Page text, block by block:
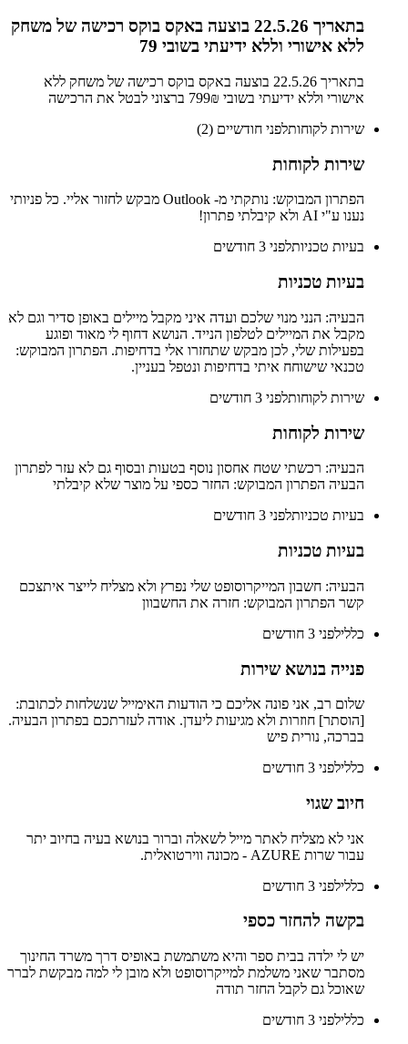
בתאריך 22.5.26 בוצעה באקס בוקס רכישה של משחק
ללא אישורי וללא ידיעתי בשובי 79
בתאריך 22.5.26 בוצעה באקס בוקס רכישה של משחק ללא
אישורי וללא ידיעתי בשובי 799₪ ברצוני לבטל את הרכישה
שירות לקוחותלפני חודשיים (2)
שירות לקוחות
הפתרון המבוקש: נותקתי מ- Outlook מבקש לחזור אליי. כל פניותי
נענו ע"י AI ולא קיבלתי פתרון!
בעיות טכניותלפני 3 חודשים
בעיות טכניות
הבעיה: הנני מנוי שלכם ועדה איני מקבל מיילים באופן סדיר וגם לא
מקבל את המיילים לטלפון הנייד. הנושא דחוף לי מאוד ופוגע
בפעילות שלי, לכן מבקש שתחזרו אלי בדחיפות. הפתרון המבוקש:
טכנאי שישוחח איתי בדחיפות ונטפל בעניין.
שירות לקוחותלפני 3 חודשים
שירות לקוחות
הבעיה: רכשתי שטח אחסון נוסף בטעות ובסוף גם לא עזר לפתרון
הבעיה הפתרון המבוקש: החזר כספי על מוצר שלא קיבלתי
בעיות טכניותלפני 3 חודשים
בעיות טכניות
הבעיה: חשבון המייקרוסופט שלי נפרץ ולא מצליח לייצר איתצכם
קשר הפתרון המבוקש: חזרה את החשבוון
כללילפני 3 חודשים
פנייה בנושא שירות
שלום רב, אני פונה אליכם כי הודעות האימייל שנשלחות לכתובת:
[הוסתר] חוזרות ולא מגיעות ליעדן. אודה לעזרתכם בפתרון הבעיה.
בברכה, נורית פיש
כללילפני 3 חודשים
חיוב שגוי
אני לא מצליח לאתר מייל לשאלה וברור בנושא בעיה בחיוב יתר
עבור שרות AZURE - מכונה ווירטואלית.
כללילפני 3 חודשים
בקשה להחזר כספי
יש לי ילדה בבית ספר והיא משתמשת באופיס דרך משרד החינוך
מסתבר שאני משלמת למייקרוסופט ולא מובן לי למה מבקשת לברר
שאוכל גם לקבל החזר תודה
כללילפני 3 חודשים